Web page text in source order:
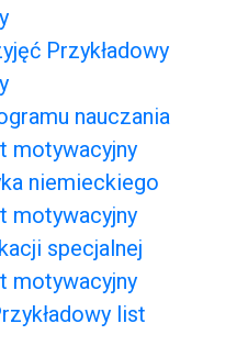
Przykładowy
nauczania
motywacyjny
niemieckiego
motywacyjny
specjalnej
motywacyjny
list